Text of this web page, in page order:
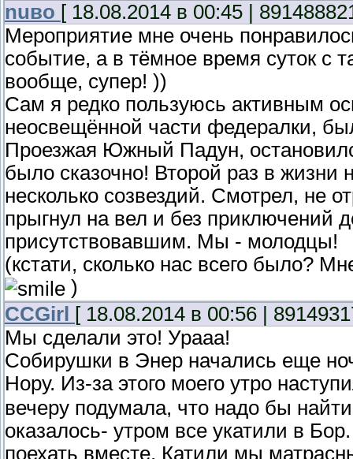
nuвo [ 18.08.2014 в 00:45 |
Мероприятие мне очень
событие, а в тёмное время суток с
вообще, супер! ))
Сам я редко пользуюсь активным
неосвещённой части федералки,
Проезжая Южный Падун,
было сказочно! Второй раз в
несколько созвездий. Смотрел, не
прыгнул на вел и без приключений
присутствовавшим. Мы - молодцы!
(кстати, сколько нас всего было?
)
CCGirl
[ 18.08.2014 в 00:56 |
Мы сделали это! Урааа!
Собирушки в Энер начались еще
Нору. Из-за этого моего утро
вечеру подумала, что надо бы
оказалось- утром все укатили в
поехать вместе. Катили мы